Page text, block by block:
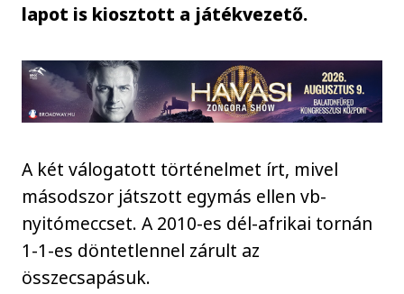
lapot is kiosztott a játékvezető.
A két válogatott történelmet írt, mivel
másodszor játszott egymás ellen vb-
nyitómeccset. A 2010-es dél-afrikai tornán
1-1-es döntetlennel zárult az
összecsapásuk.